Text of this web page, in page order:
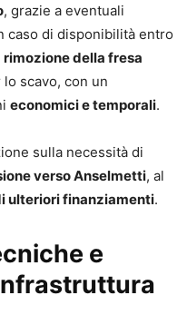
, grazie a eventuali
caso di disponibilità entro
della fresa
scavo, con un
economici e temporali.
sulla necessità di
verso Anselmetti, al
ulteriori finanziamenti.
e